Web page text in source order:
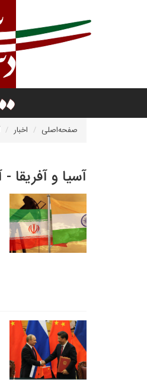
صفحه‌اصلی اخبار
آسیا و آفریقا -